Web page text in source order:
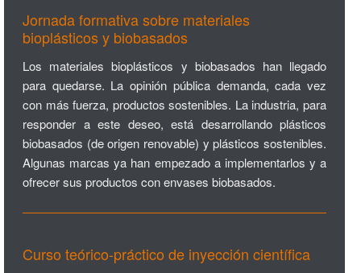
Jornada formativa sobre materiales
bioplásticos y biobasados
Los materiales bioplásticos y biobasados han llegado
para quedarse. La opinión pública demanda, cada vez
con más fuerza, productos sostenibles. La industria, para
responder a este deseo, está desarrollando plásticos
biobasados (de origen renovable) y plásticos sostenibles.
Algunas marcas ya han empezado a implementarlos y a
ofrecer sus productos con envases biobasados.
Curso teórico-práctico de inyección científica